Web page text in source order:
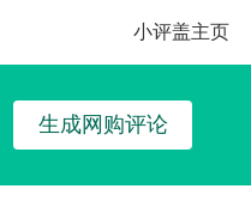
小评盖主页
生成网购评论